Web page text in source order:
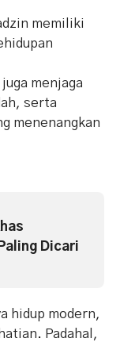
memiliki
menjaga
serta
menenangkan
Dicari
hidup modern,
Padahal,